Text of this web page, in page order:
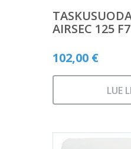
AIRSEC 125 F7
102,00 €
LUE